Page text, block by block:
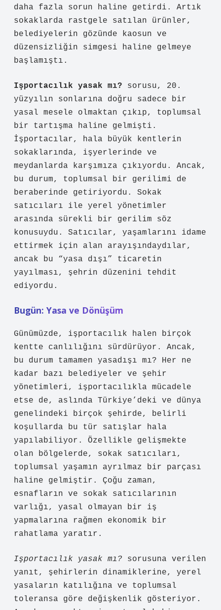
daha fazla sorun haline getirdi. Artık
sokaklarda rastgele satılan ürünler,
belediyelerin gözünde kaosun ve
düzensizliğin simgesi haline gelmeye
başlamıştı.
Işportacılık yasak mı? sorusu, 20.
yüzyılın sonlarına doğru sadece bir
yasal mesele olmaktan çıkıp, toplumsal
bir tartışma haline gelmişti.
İşportacılar, hala büyük kentlerin
sokaklarında, işyerlerinde ve
meydanlarda karşımıza çıkıyordu. Ancak,
bu durum, toplumsal bir gerilimi de
beraberinde getiriyordu. Sokak
satıcıları ile yerel yönetimler
arasında sürekli bir gerilim söz
konusuydu. Satıcılar, yaşamlarını idame
ettirmek için alan arayışındaydılar,
ancak bu “yasa dışı” ticaretin
yayılması, şehrin düzenini tehdit
ediyordu.
Bugün: Yasa ve Dönüşüm
Günümüzde, işportacılık halen birçok
kentte canlılığını sürdürüyor. Ancak,
bu durum tamamen yasadışı mı? Her ne
kadar bazı belediyeler ve şehir
yönetimleri, işportacılıkla mücadele
etse de, aslında Türkiye’deki ve dünya
genelindeki birçok şehirde, belirli
koşullarda bu tür satışlar hala
yapılabiliyor. Özellikle gelişmekte
olan bölgelerde, sokak satıcıları,
toplumsal yaşamın ayrılmaz bir parçası
haline gelmiştir. Çoğu zaman,
esnafların ve sokak satıcılarının
varlığı, yasal olmayan bir iş
yapmalarına rağmen ekonomik bir
rahatlama yaratır.
Işportacılık yasak mı? sorusuna verilen
yanıt, şehirlerin dinamiklerine, yerel
yasaların katılığına ve toplumsal
toleransa göre değişkenlik gösteriyor.